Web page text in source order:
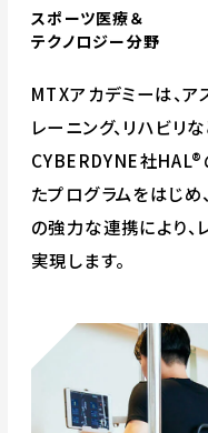
スポーツ医療＆
テクノロジー分野
MTXアカデミーは、
レーニング、リハビリ
CYBERDYNE社
たプログラムをはじめ
の強力な連携により、
実現します。